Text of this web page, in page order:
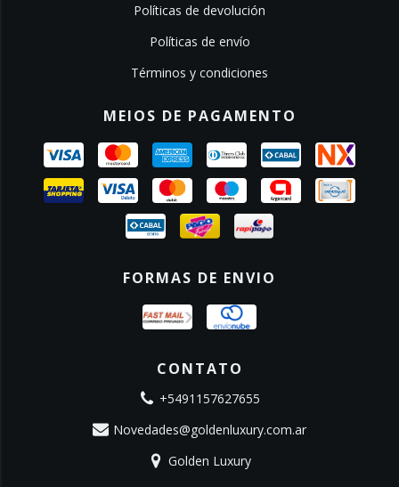
Políticas de devolución
Políticas de envío
Términos y condiciones
MEIOS DE PAGAMENTO
FORMAS DE ENVIO
CONTATO
+5491157627655
Novedades@goldenluxury.com.ar
Golden Luxury